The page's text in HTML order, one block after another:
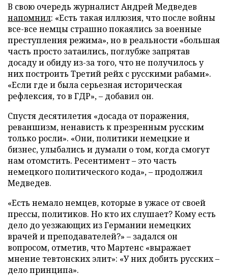
В свою очередь журналист Андрей Медведев
напомнил: «Есть такая иллюзия, что после войны
все-все немцы страшно покаялись за военные
преступления режима», но в реальности «большая
часть просто затаились, поглубже запрятав
досаду и обиду из-за того, что не получилось у
них построить Третий рейх с русскими рабами».
«Если где и была серьезная историческая
рефлексия, то в ГДР», – добавил он.
Спустя десятилетия «досада от поражения,
реваншизм, ненависть к презренным русским
только росли». «Они, политики немецкие и
бизнес, улыбались и думали о том, когда смогут
нам отомстить. Ресентимент – это часть
немецкого политического кода», – продолжил
Медведев.
«Есть немало немцев, которые в ужасе от своей
прессы, политиков. Но кто их слушает? Кому есть
дело до уезжающих из Германии немецких
врачей и преподавателей?» – задался он
вопросом, отметив, что Мартенс «выражает
мнение тевтонских элит»: «У них добить русских –
дело принципа».